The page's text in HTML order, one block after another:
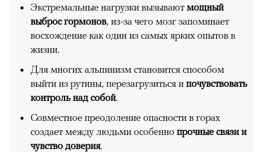
Экстремальные нагрузки вызывают мощный
выброс гормонов, из-за чего мозг запоминает
восхождение как один из самых ярких опытов в
жизни.
Для многих альпинизм становится способом
выйти из рутины, перезагрузиться и почувствовать
контроль над собой.
Совместное преодоление опасности в горах
создает между людьми особенно прочные связи и
чувство доверия.